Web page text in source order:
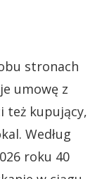
stronach
umowę z
też kupujący,
Według
roku 40